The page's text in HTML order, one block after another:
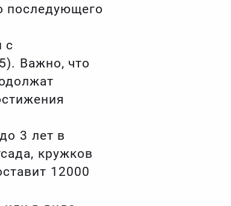
последующего
с
Важно, что
3 лет в
кружков
12000